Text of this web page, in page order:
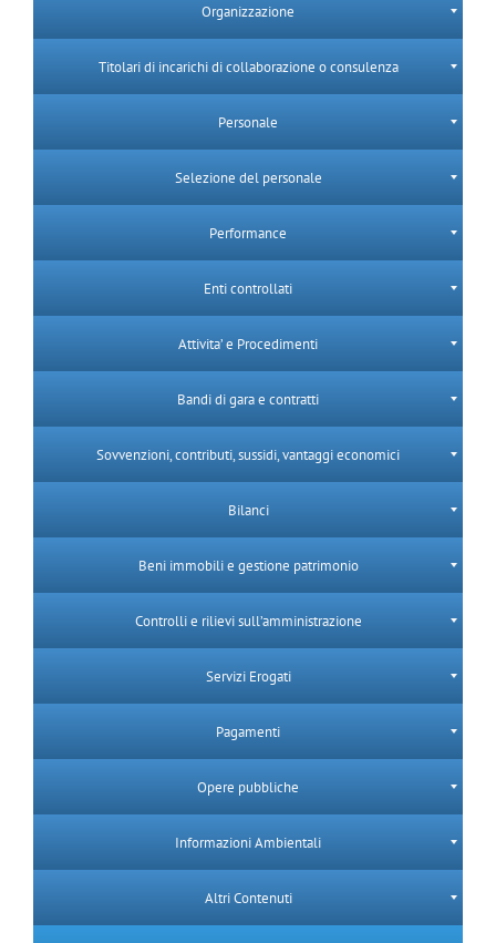
Organizzazione
Titolari di incarichi di collaborazione o consulenza
Personale
Selezione del personale
Performance
Enti controllati
Attivita’ e Procedimenti
Bandi di gara e contratti
Sovvenzioni, contributi, sussidi, vantaggi economici
Bilanci
Beni immobili e gestione patrimonio
Controlli e rilievi sull’amministrazione
Servizi Erogati
Pagamenti
Opere pubbliche
Informazioni Ambientali
Altri Contenuti